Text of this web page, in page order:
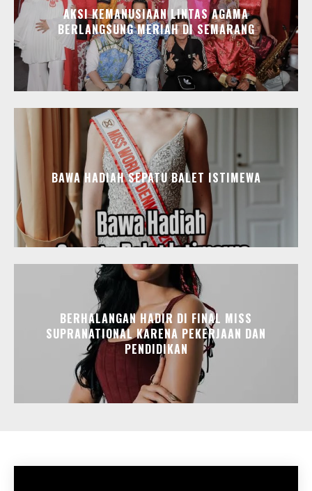
AKSI KEMANUSIAAN LINTAS AGAMA
BERLANGSUNG MERIAH DI SEMARANG
BAWA HADIAH SEPATU BALET ISTIMEWA
BERHALANGAN HADIR DI FINAL MISS
SUPRANATIONAL KARENA PEKERJAAN DAN
PENDIDIKAN